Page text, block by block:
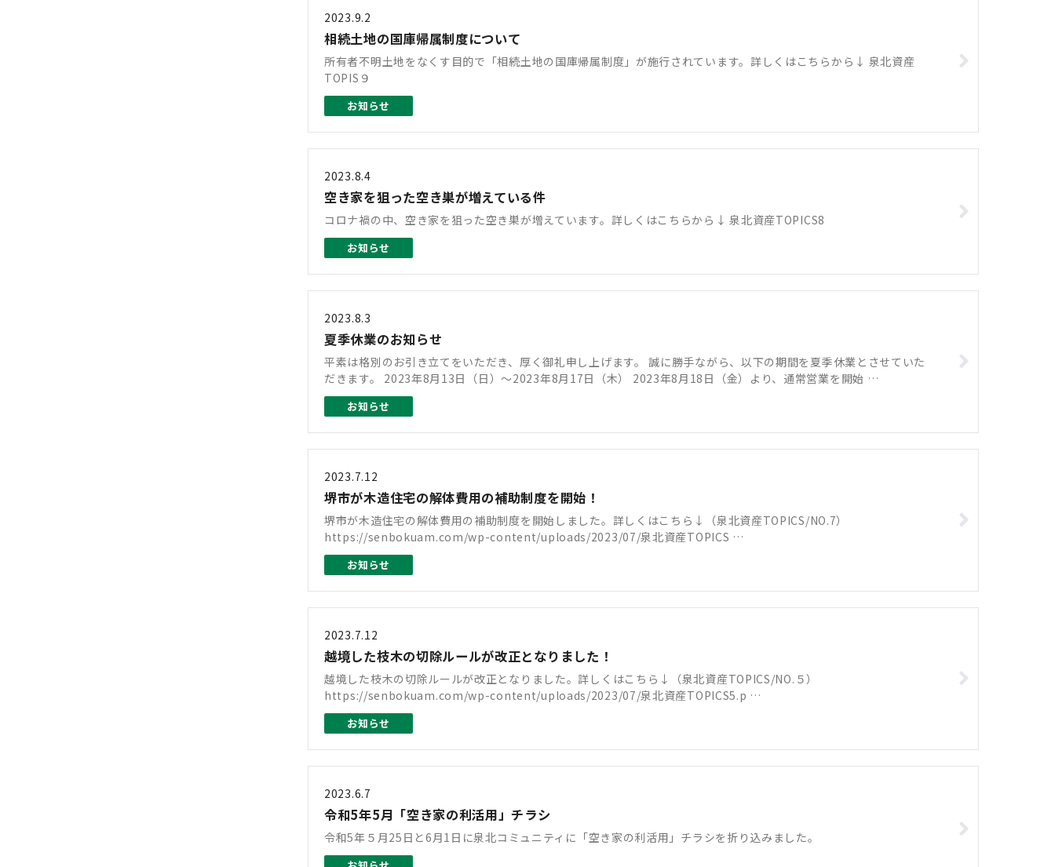
2023.9.2
相続土地の国庫帰属制度について
所有者不明土地をなくす目的で「相続土地の国庫帰属制度」が施行されています。詳しくはこちらから↓ 泉北資産
TOPIS９
お知らせ
2023.8.4
空き家を狙った空き巣が増えている件
コロナ禍の中、空き家を狙った空き巣が増えています。詳しくはこちらから↓ 泉北資産TOPICS8
お知らせ
2023.8.3
夏季休業のお知らせ
平素は格別のお引き立てをいただき、厚く御礼申し上げます。 誠に勝手ながら、以下の期間を夏季休業とさせていた
だきます。 2023年8月13日（日）～2023年8月17日（木） 2023年8月18日（金）より、通常営業を開始 …
お知らせ
2023.7.12
堺市が木造住宅の解体費用の補助制度を開始！
堺市が木造住宅の解体費用の補助制度を開始しました。詳しくはこちら↓（泉北資産TOPICS/NO.7）
https://senbokuam.com/wp-content/uploads/2023/07/泉北資産TOPICS …
お知らせ
2023.7.12
越境した枝木の切除ルールが改正となりました！
越境した枝木の切除ルールが改正となりました。詳しくはこちら↓（泉北資産TOPICS/NO.５）
https://senbokuam.com/wp-content/uploads/2023/07/泉北資産TOPICS5.p …
お知らせ
2023.6.7
令和5年5月「空き家の利活用」チラシ
令和5年５月25日と6月1日に泉北コミュニティに「空き家の利活用」チラシを折り込みました。